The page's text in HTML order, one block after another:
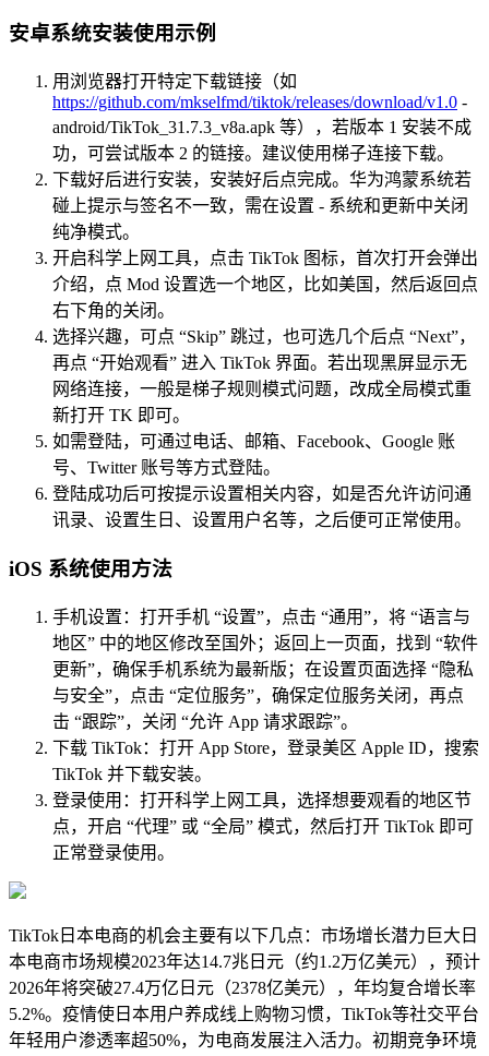
安卓系统安装使用示例
用浏览器打开特定下载链接（如
https://github.com/mkselfmd/tiktok/releases/download/v1.0 -
android/TikTok_31.7.3_v8a.apk 等），若版本 1 安装不成
功，可尝试版本 2 的链接。建议使用梯子连接下载。
下载好后进行安装，安装好后点完成。华为鸿蒙系统若
碰上提示与签名不一致，需在设置 - 系统和更新中关闭
纯净模式。
开启科学上网工具，点击 TikTok 图标，首次打开会弹出
介绍，点 Mod 设置选一个地区，比如美国，然后返回点
右下角的关闭。
选择兴趣，可点 “Skip” 跳过，也可选几个后点 “Next”，
再点 “开始观看” 进入 TikTok 界面。若出现黑屏显示无
网络连接，一般是梯子规则模式问题，改成全局模式重
新打开 TK 即可。
如需登陆，可通过电话、邮箱、Facebook、Google 账
号、Twitter 账号等方式登陆。
登陆成功后可按提示设置相关内容，如是否允许访问通
讯录、设置生日、设置用户名等，之后便可正常使用。
iOS 系统使用方法
手机设置：打开手机 “设置”，点击 “通用”，将 “语言与
地区” 中的地区修改至国外；返回上一页面，找到 “软件
更新”，确保手机系统为最新版；在设置页面选择 “隐私
与安全”，点击 “定位服务”，确保定位服务关闭，再点
击 “跟踪”，关闭 “允许 App 请求跟踪”。
下载 TikTok：打开 App Store，登录美区 Apple ID，搜索
TikTok 并下载安装。
登录使用：打开科学上网工具，选择想要观看的地区节
点，开启 “代理” 或 “全局” 模式，然后打开 TikTok 即可
正常登录使用。
TikTok日本电商的机会主要有以下几点：市场增长潜力巨大日
本电商市场规模2023年达14.7兆日元（约1.2万亿美元），预计
2026年将突破27.4万亿日元（2378亿美元），年均复合增长率
5.2%。疫情使日本用户养成线上购物习惯，TikTok等社交平台
年轻用户渗透率超50%，为电商发展注入活力。初期竞争环境